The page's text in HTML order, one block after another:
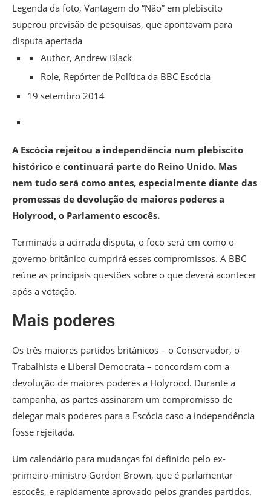
Legenda da foto, Vantagem do “Não” em plebiscito
superou previsão de pesquisas, que apontavam para
disputa apertada
Author, Andrew Black
Role, Repórter de Política da BBC Escócia
19 setembro 2014
A Escócia rejeitou a independência num plebiscito
histórico e continuará parte do Reino Unido. Mas
nem tudo será como antes, especialmente diante das
promessas de devolução de maiores poderes a
Holyrood, o Parlamento escocês.
Terminada a acirrada disputa, o foco será em como o
governo britânico cumprirá esses compromissos. A BBC
reúne as principais questões sobre o que deverá acontecer
após a votação.
Mais poderes
Os três maiores partidos britânicos – o Conservador, o
Trabalhista e Liberal Democrata – concordam com a
devolução de maiores poderes a Holyrood. Durante a
campanha, as partes assinaram um compromisso de
delegar mais poderes para a Escócia caso a independência
fosse rejeitada.
Um calendário para mudanças foi definido pelo ex-
primeiro-ministro Gordon Brown, que é parlamentar
escocês, e rapidamente aprovado pelos grandes partidos.